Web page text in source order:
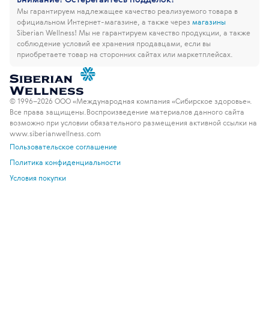
Мы гарантируем надлежащее качество реализуемого товара в
официальном Интернет-магазине, а также через магазины
Siberian Wellness! Мы не гарантируем качество продукции, а также
соблюдение условий ее хранения продавцами, если вы
приобретаете товар на сторонних сайтах или маркетплейсах.
© 1996–2026 ООО «Международная компания «Сибирское здоровье».
Все права защищены. Воспроизведение материалов данного сайта
возможно при условии обязательного размещения активной ссылки на
www.siberianwellness.com
Пользовательское соглашение
Политика конфиденциальности
Условия покупки